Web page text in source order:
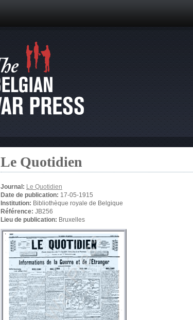
Le Quotidien
Journal: Le Quotidien
Date de publication: 17-05-1915
Institution: Bibliothèque royale de Belgique
Référence: JB256
Lieu de publication: Bruxelles